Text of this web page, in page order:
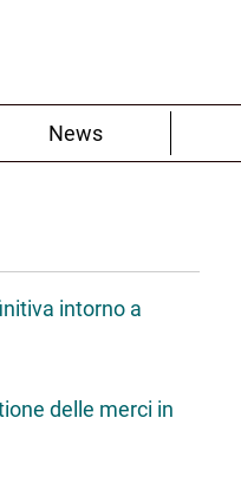
News
intorno a
delle merci in